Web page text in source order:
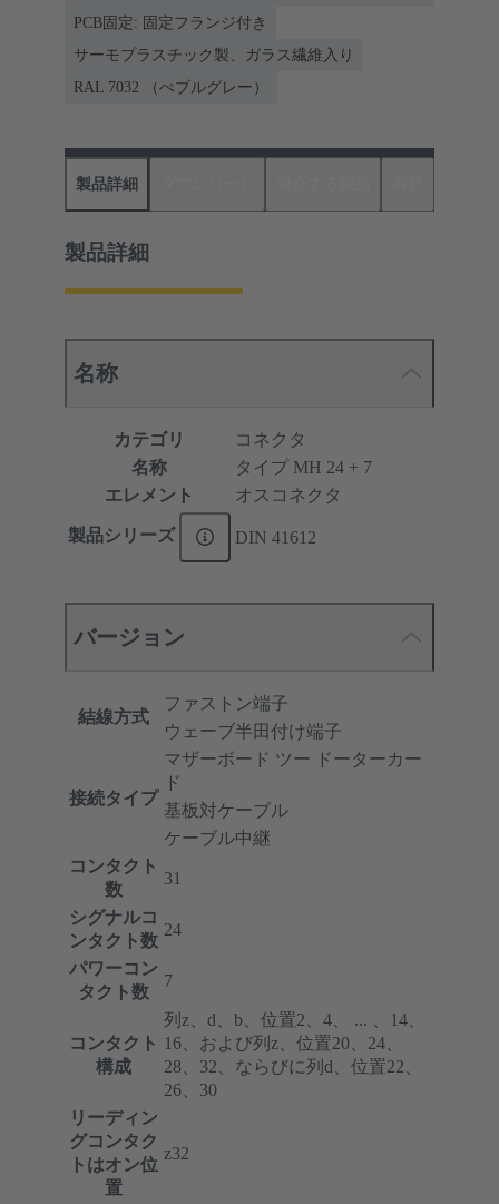
PCB固定: 固定フランジ付き
サーモプラスチック製、ガラス繊維入り
RAL 7032 （ぺブルグレー）
製品詳細
製品詳細
名称
カテゴリ
コネクタ
名称
タイプ MH 24 + 7
エレメント
オスコネクタ
製品シリーズ DIN 41612
バージョン
結線方式
ファストン端子
ウェーブ半田付け端子
接続タイプ
マザーボード ツー ドーターカー
ド
基板対ケーブル
ケーブル中継
コンタクト
数
31
シグナルコ
ンタクト数
24
パワーコン
タクト数
7
コンタクト
構成
列z、d、b、位置2、4、 ... 、14、
16、および列z、位置20、24、
28、32、ならびに列d、位置22、
26、30
リーディン
グコンタク
トはオン位
置
z32